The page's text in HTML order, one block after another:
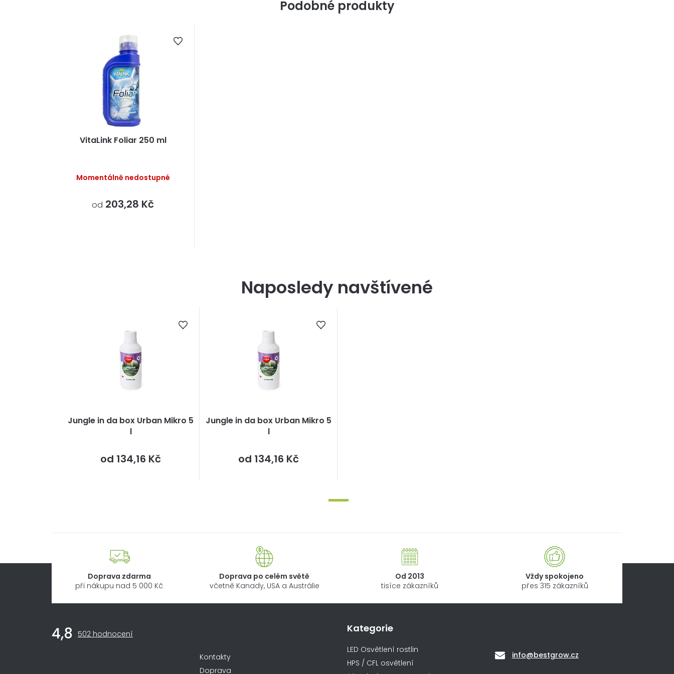
Podobné produkty
VitaLink Foliar 250 ml
Momentálně nedostupné
od 203,28 Kč
Naposledy navštívené
Jungle in da box Urban Mikro 5
l
od 134,16 Kčcena:
Jungle in da box Urban Mikro 5
l
od 134,16 Kčcena:
Doprava zdarma
při nákupu nad 5 000 Kč
Doprava po celém světě
včetně Kanady, USA a Austrálie
Od 2013
tisíce zákazníků
Vždy spokojeno
přes 315 zákazníků
4,8 Průměrné
502 hodnocení
Kontakty
Doprava
Kategorie
LED Osvětlení rostlin
HPS / CFL osvětlení
info@bestgrow.cz